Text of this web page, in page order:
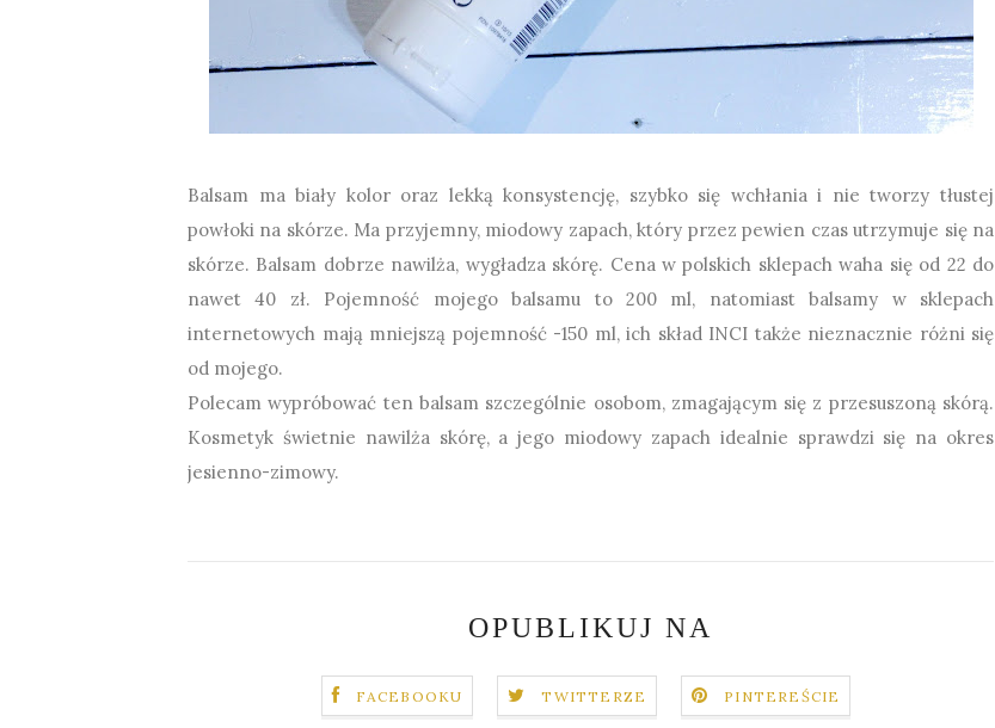
Balsam ma biały kolor oraz lekką konsystencję, szybko się wchłania i nie tworzy tłustej
powłoki na skórze. Ma przyjemny, miodowy zapach, który przez pewien czas utrzymuje się na
skórze. Balsam dobrze nawilża, wygładza skórę. Cena w polskich sklepach waha się od 22 do
nawet 40 zł. Pojemność mojego balsamu to 200 ml, natomiast balsamy w sklepach
internetowych mają mniejszą pojemność -150 ml, ich skład INCI także nieznacznie różni się
od mojego.
Polecam wypróbować ten balsam szczególnie osobom, zmagającym się z przesuszoną skórą.
Kosmetyk świetnie nawilża skórę, a jego miodowy zapach idealnie sprawdzi się na okres
jesienno-zimowy.
OPUBLIKUJ NA
FACEBOOKU TWITTERZE PINTEREŚCIE